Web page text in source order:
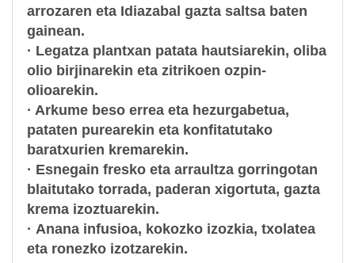
arrozaren eta Idiazabal gazta saltsa baten
gainean.
· Legatza plantxan patata hautsiarekin, oliba
olio birjinarekin eta zitrikoen ozpin-
olioarekin.
· Arkume beso errea eta hezurgabetua,
pataten purearekin eta konfitatutako
baratxurien kremarekin.
· Esnegain fresko eta arraultza gorringotan
blaitutako torrada, paderan xigortuta, gazta
krema izoztuarekin.
· Anana infusioa, kokozko izozkia, txolatea
eta ronezko izotzarekin.